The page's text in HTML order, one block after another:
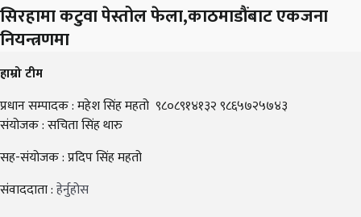
सिरहामा कटुवा पेस्तोल फेला,काठमाडौंबाट एकजना
नियन्त्रणमा
हाम्रो टीम
प्रधान सम्पादक : महेश सिंह महतो ९८०८९१४१३२ ९८६५७२५७४३
संयोजक : सचिता सिंह थारु
सह-संयोजक : प्रदिप सिंह महतो
संवाददाता :हेर्नुहोस